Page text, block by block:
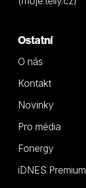
Ostatní
O nás
Kontakt
Novinky
Pro média
Fonergy
iDNES Premium